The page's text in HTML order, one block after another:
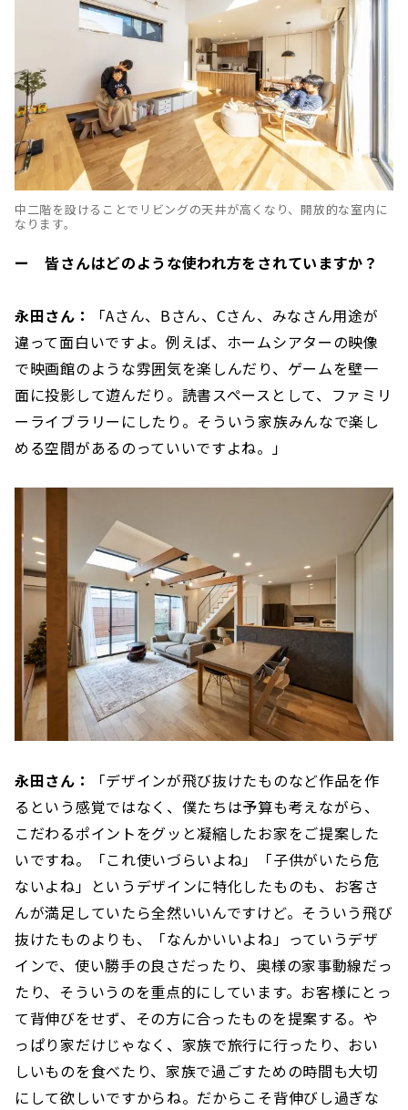
中二階を設けることでリビングの天井が高くなり、開放的な室内に
なります。
ー 皆さんはどのような使われ方をされていますか？
永田さん：
「Aさん、Bさん、Cさん、みなさん用途が
違って面白いですよ。例えば、ホームシアターの映像
で映画館のような雰囲気を楽しんだり、ゲームを壁一
面に投影して遊んだり。読書スペースとして、ファミリ
ーライブラリーにしたり。そういう家族みんなで楽し
める空間があるのっていいですよね。」
永田さん：
「デザインが飛び抜けたものなど作品を作
るという感覚ではなく、僕たちは予算も考えながら、
こだわるポイントをグッと凝縮したお家をご提案した
いですね。「これ使いづらいよね」「子供がいたら危
ないよね」というデザインに特化したものも、お客さ
んが満足していたら全然いいんですけど。そういう飛び
抜けたものよりも、「なんかいいよね」っていうデザ
インで、使い勝手の良さだったり、奥様の家事動線だっ
たり、そういうのを重点的にしています。お客様にとっ
て背伸びをせず、その方に合ったものを提案する。や
っぱり家だけじゃなく、家族で旅行に行ったり、おい
しいものを食べたり、家族で過ごすための時間も大切
にして欲しいですからね。だからこそ背伸びし過ぎな